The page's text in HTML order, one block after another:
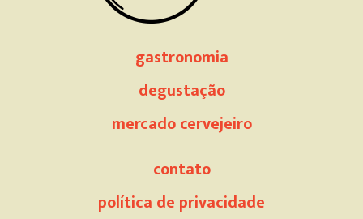
gastronomia
degustação
mercado cervejeiro
contato
política de privacidade